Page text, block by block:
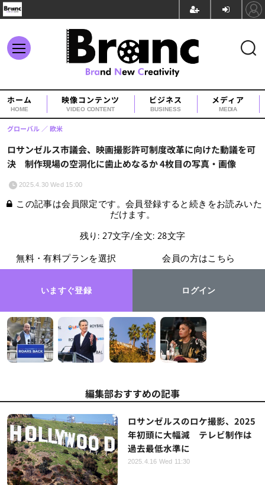
ホーム
HOME
映像コンテンツ
VIDEO CONTENT
ビジネス
BUSINESS
メディア
MEDIA
ロサンゼルス市議会、映画撮影許可制度改革に向けた動議を可
決 制作現場の空洞化に歯止めなるか 4枚目の写真・画像
グローバル 欧米
2025.4.30 Wed 15:00
この記事は会員限定です。会員登録すると続きをお読みいた
だけます。
残り: 27文字/全文: 28文字
無料・有料プランを選択
いますぐ登録
会員の方はこちら
ログイン
編集部おすすめの記事
ロサンゼルスのロケ撮影、2025
年初頭に大幅減 テレビ制作は
過去最低水準に
2025.4.16 Wed 11:30